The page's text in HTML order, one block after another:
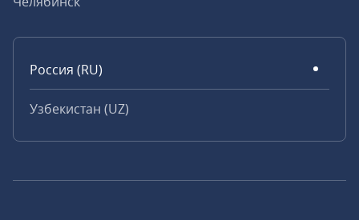
Россия (RU)
Узбекистан (UZ)